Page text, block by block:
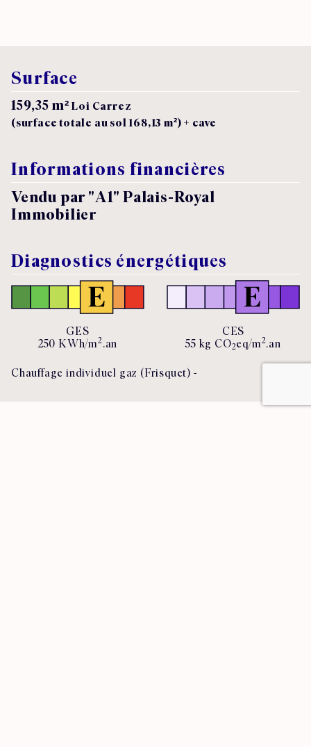
Surface
159,35 m² Loi Carrez
(surface totale au sol 168,13 m²) + cave
Informations financières
Vendu par "A1" Palais-Royal
Immobilier
Diagnostics énergétiques
GES
250 KWh/m2.an
CES
55 kg CO2eq/m2.an
Chauffage individuel gaz (Frisquet) -